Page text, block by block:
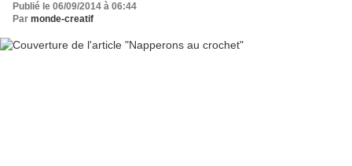
Publié le 06/09/2014 à 06:44
Par monde-creatif